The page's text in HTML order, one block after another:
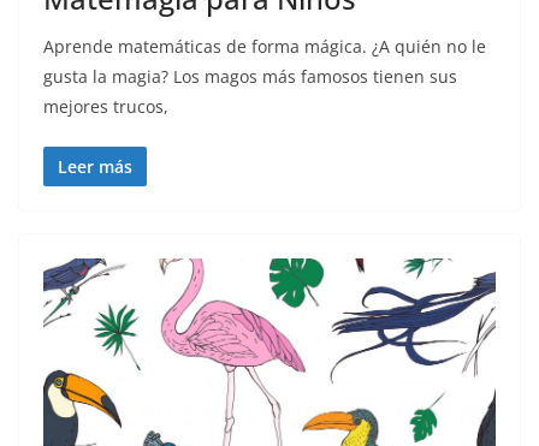
Aprende matemáticas de forma mágica. ¿A quién no le
gusta la magia? Los magos más famosos tienen sus
mejores trucos,
Leer más